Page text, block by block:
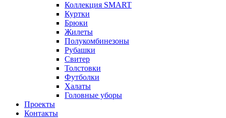
Коллекция SMART
Куртки
Брюки
Жилеты
Полукомбинезоны
Рубашки
Свитер
Толстовки
Футболки
Халаты
Головные уборы
Проекты
Контакты